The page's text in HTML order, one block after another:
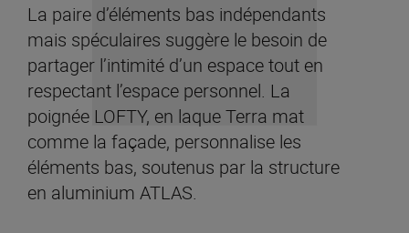
La paire d’éléments bas indépendants
mais spéculaires suggère le besoin de
partager l’intimité d’un espace tout en
respectant l’espace personnel. La
poignée LOFTY, en laque Terra mat
comme la façade, personnalise les
éléments bas, soutenus par la structure
en aluminium ATLAS.